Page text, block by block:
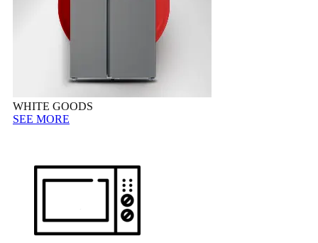
WHITE GOODS
SEE MORE